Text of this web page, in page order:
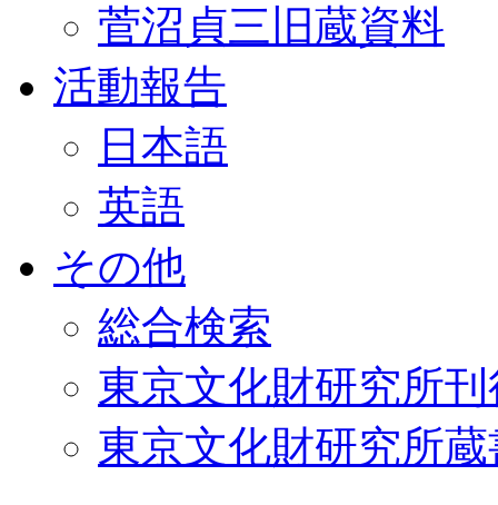
菅沼貞三旧蔵資料
活動報告
日本語
英語
その他
総合検索
東京文化財研究所
東京文化財研究所